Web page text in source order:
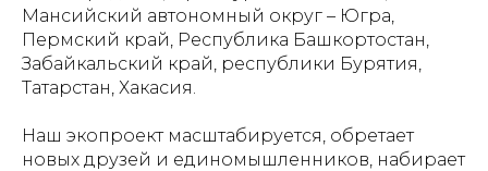
Мансийский автономный округ – Югра,
Пермский край, Республика Башкортостан,
Забайкальский край, республики Бурятия,
Татарстан, Хакасия.
Наш экопроект масштабируется, обретает
новых друзей и единомышленников, набирает